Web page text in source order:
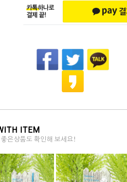
ITEM
은상품도 확인해 보세요!